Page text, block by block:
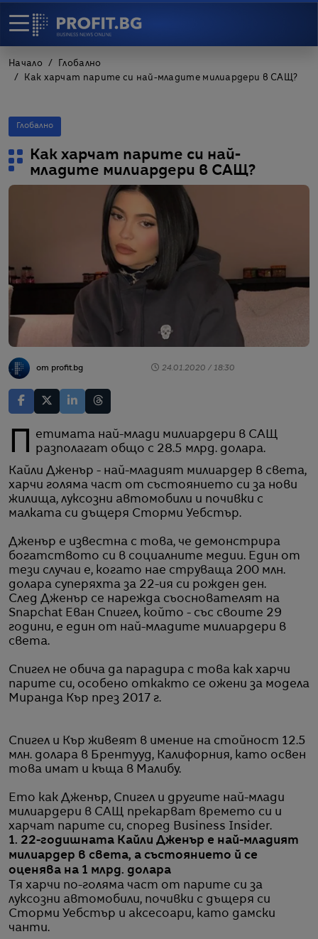
Начало
Глобално
Как харчат парите си най-младите милиардери в САЩ?
Глобално
Как харчат парите си най-
младите милиардери в САЩ?
от profit.bg 24.01.2020 / 18:30
Петимата най-млади милиардери в САЩ
разполагат общо с 28.5 млрд. долара.
Кайли Дженър - най-младият милиардер в света,
харчи голяма част от състоянието си за нови
жилища, луксозни автомобили и почивки с
малката си дъщеря Сторми Уебстър.
Дженър е известна с това, че демонстрира
богатството си в социалните медии. Един от
тези случаи е, когато нае струваща 200 млн.
долара суперяхта за 22-ия си рожден ден.
След Дженър се нарежда съоснователят на
Snapchat Еван Спигел, който - със своите 29
години, е един от най-младите милиардери в
света.
Спигел не обича да парадира с това как харчи
парите си, особено откакто се ожени за модела
Миранда Кър през 2017 г.
Спигел и Кър живеят в имение на стойност 12.5
млн. долара в Брентууд, Калифорния, като освен
това имат и къща в Малибу.
Ето как Дженър, Спигел и другите най-млади
милиардери в САЩ прекарват времето си и
харчат парите си, според Business Insider.
1. 22-годишната Кайли Дженър е най-младият
милиардер в света, а състоянието й се
оценява на 1 млрд. долара
Тя харчи по-голяма част от парите си за
луксозни автомобили, почивки с дъщеря си
Сторми Уебстър и аксесоари, като дамски
чанти.